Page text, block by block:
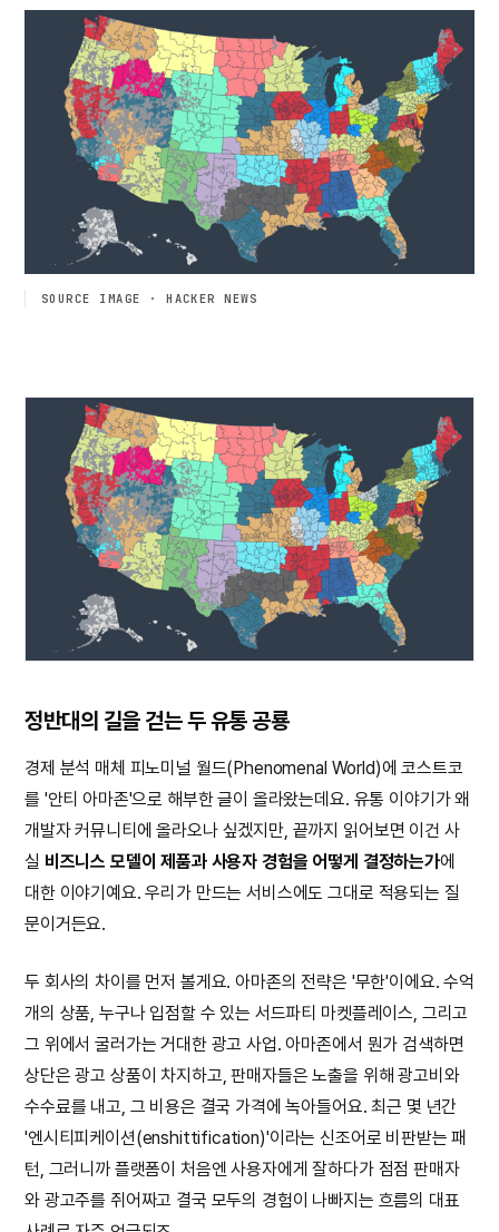
SOURCE IMAGE · HACKER NEWS
정반대의 길을 걷는 두 유통 공룡
경제 분석 매체 피노미널 월드(Phenomenal World)에 코스트코
를 '안티 아마존'으로 해부한 글이 올라왔는데요. 유통 이야기가 왜
개발자 커뮤니티에 올라오나 싶겠지만, 끝까지 읽어보면 이건 사
실 비즈니스 모델이 제품과 사용자 경험을 어떻게 결정하는가에
대한 이야기예요. 우리가 만드는 서비스에도 그대로 적용되는 질
문이거든요.
두 회사의 차이를 먼저 볼게요. 아마존의 전략은 '무한'이에요. 수억
개의 상품, 누구나 입점할 수 있는 서드파티 마켓플레이스, 그리고
그 위에서 굴러가는 거대한 광고 사업. 아마존에서 뭔가 검색하면
상단은 광고 상품이 차지하고, 판매자들은 노출을 위해 광고비와
수수료를 내고, 그 비용은 결국 가격에 녹아들어요. 최근 몇 년간
'엔시티피케이션(enshittification)'이라는 신조어로 비판받는 패
턴, 그러니까 플랫폼이 처음엔 사용자에게 잘하다가 점점 판매자
와 광고주를 쥐어짜고 결국 모두의 경험이 나빠지는 흐름의 대표